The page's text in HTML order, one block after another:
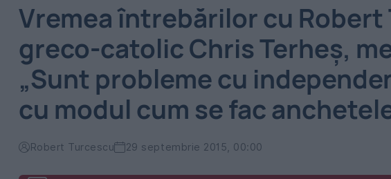
Vremea întrebărilor cu
greco-catolic Chris Terheș,
„Sunt probleme cu
cu modul cum se fac
Robert Turcescu 29 septembrie 2015, 00:00